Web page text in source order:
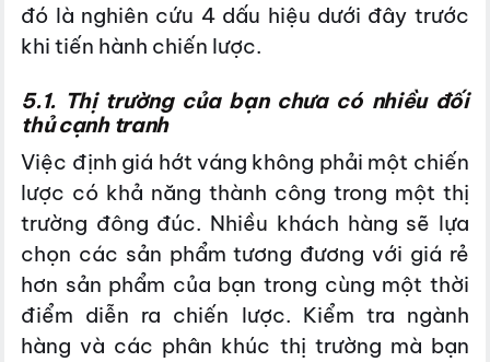
đó là nghiên cứu 4 dấu hiệu dưới đây trước
khi tiến hành chiến lược.
5.1. Thị trường của bạn chưa có nhiều đối
thủ cạnh tranh
Việc định giá hớt váng không phải một chiến
lược có khả năng thành công trong một thị
trường đông đúc. Nhiều khách hàng sẽ lựa
chọn các sản phẩm tương đương với giá rẻ
hơn sản phẩm của bạn trong cùng một thời
điểm diễn ra chiến lược. Kiểm tra ngành
hàng và các phân khúc thị trường mà bạn